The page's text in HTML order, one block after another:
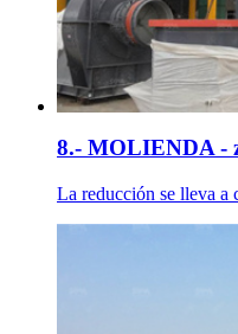
8.- MOLIENDA -
La reducción se lleva a